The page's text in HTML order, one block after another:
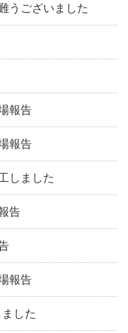
うございました
報告
報告
しました
告
報告
した